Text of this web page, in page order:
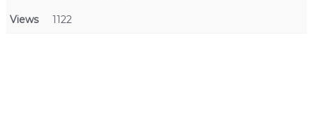
Views 1122